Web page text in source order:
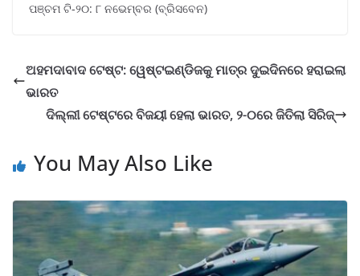
ପଞ୍ଚମ ଟି-୨୦: ୮ ନଭେମ୍ବର (ବ୍ରିସବେନ)
ଅହମଦାବାଦ ଟେଷ୍ଟ: ୱେଷ୍ଟଇଣ୍ଡିଜକୁ ମାତ୍ର ଦୁଇଦିନରେ ହରାଇଲା
ଭାରତ
ଦିଲ୍ଲୀ ଟେଷ୍ଟରେ ବିଜୟୀ ହେଲା ଭାରତ, ୨-୦ରେ ଜିତିଲା ସିରିଜ୍
You May Also Like